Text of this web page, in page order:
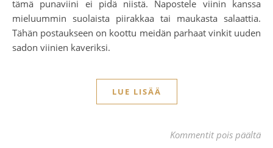
tämä punaviini ei pidä niistä. Napostele viinin kanssa
mieluummin suolaista piirakkaa tai maukasta salaattia.
Tähän postaukseen on koottu meidän parhaat vinkit uuden
sadon viinien kaveriksi.
LUE LISÄÄ
Kommentit pois päältä